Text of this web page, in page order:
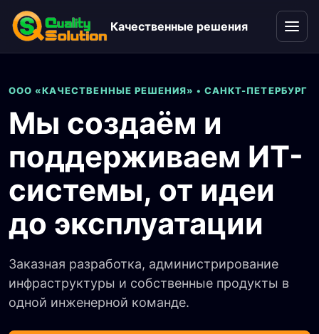
Качественные решения
ООО «КАЧЕСТВЕННЫЕ РЕШЕНИЯ» • САНКТ-ПЕТЕРБУРГ
Мы создаём и
поддерживаем ИТ-
системы, от идеи
до эксплуатации
Заказная разработка, администрирование
инфраструктуры и собственные продукты в
одной инженерной команде.